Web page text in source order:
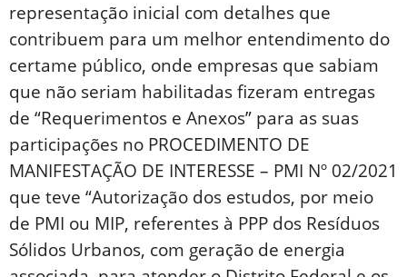
representação inicial com detalhes que
contribuem para um melhor entendimento do
certame público, onde empresas que sabiam
que não seriam habilitadas fizeram entregas
de “Requerimentos e Anexos” para as suas
participações no PROCEDIMENTO DE
MANIFESTAÇÃO DE INTERESSE – PMI Nº 02/2021
que teve “Autorização dos estudos, por meio
de PMI ou MIP, referentes à PPP dos Resíduos
Sólidos Urbanos, com geração de energia